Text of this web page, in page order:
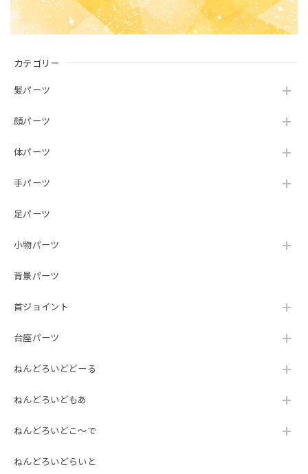
カテゴリー
髪パーツ
顔パーツ
体パーツ
手パーツ
足パーツ
小物パーツ
背景パーツ
首ジョイント
台座パーツ
ねんどろいどどーる
ねんどろいどもあ
ねんどろいどこ～で
ねんどろいどらいと